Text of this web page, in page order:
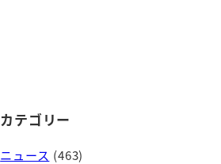
カテゴリー
ニュース (463)